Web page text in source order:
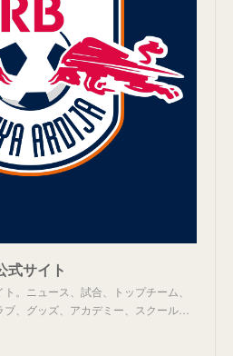
式サイト
。ニュース、試合、トップチーム、
、グッズ、アカデミー、スクール…